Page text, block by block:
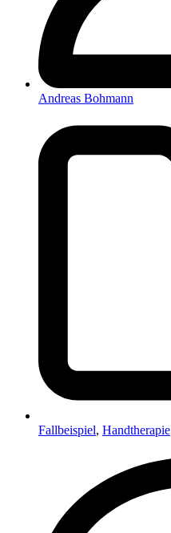
Andreas Bohmann
Fallbeispiel, Handtherapie